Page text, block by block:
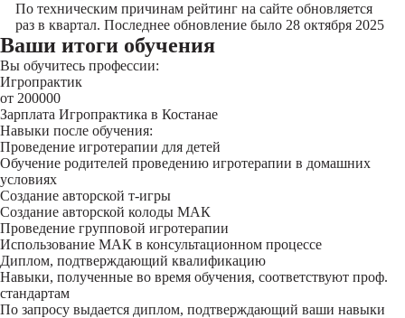
По техническим причинам рейтинг на сайте обновляется
раз в квартал. Последнее обновление было 28 октября 2025
Ваши итоги обучения
Вы обучитесь профессии:
Игропрактик
от 200000
Зарплата Игропрактика в Костанае
Навыки после обучения:
Проведение игротерапии для детей
Обучение родителей проведению игротерапии в домашних
условиях
Создание авторской т-игры
Создание авторской колоды МАК
Проведение групповой игротерапии
Использование МАК в консультационном процессе
Диплом, подтверждающий квалификацию
Навыки, полученные во время обучения, соответствуют проф.
стандартам
По запросу выдается диплом, подтверждающий ваши навыки